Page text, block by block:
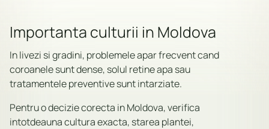
Importanta culturii in Moldova
In livezi si gradini, problemele apar frecvent cand
coroanele sunt dense, solul retine apa sau
tratamentele preventive sunt intarziate.
Pentru o decizie corecta in Moldova, verifica
intotdeauna cultura exacta, starea plantei,